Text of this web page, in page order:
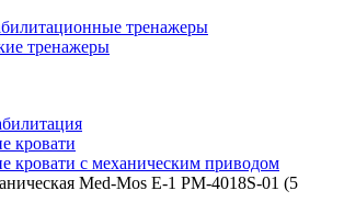
тренажеры
тренажеры
кровати
кровати с механическим приводом
Med-Mos E-1 PM-4018S-01 (5